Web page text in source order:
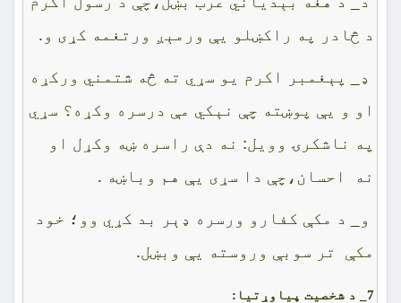
د څادر په راکښلو يې ورمېږ ورتغمه کړى و.
ډ_ پېغمبر اکرم يو سړي ته څه شتمني ورکړه
او و يې پوښته چې نېکي مې درسره وکړه؟ سړي
په ناشکرۍ وويل: نه دې راسره ښه وکړل او
نه احسان،چې دا سړى يې هم وباښه .
و_ د مکې کفارو ورسره ډېر بد کړي وو؛ خود
مکې تر سوبې وروسته يې وبښل.
7_ د شخصيت پياوړتيا: